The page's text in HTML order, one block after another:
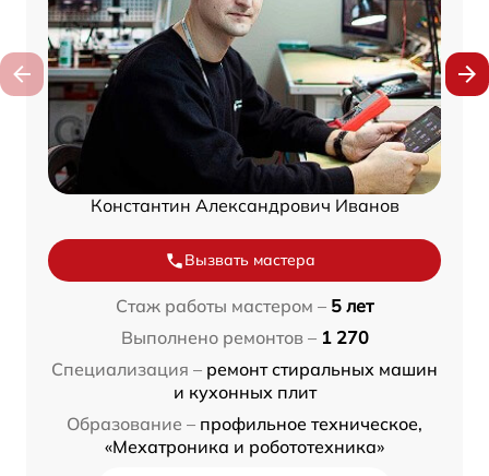
Константин Александрович Иванов
Вызвать мастера
Стаж работы мастером – 5 лет
Выполнено ремонтов – 1 270
Специализация – ремонт стиральных машин
и кухонных плит
Образование – профильное техническое,
«Мехатроника и робототехника»